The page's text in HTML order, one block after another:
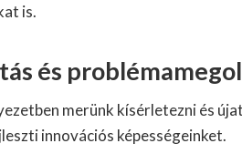
is.
és
merünk kísérletezni és
innovációs képességeinket.